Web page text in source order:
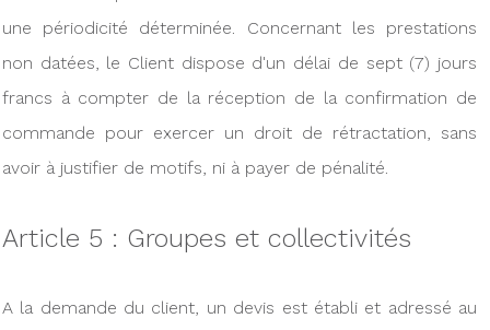
une périodicité déterminée. Concernant les prestations
non datées, le Client dispose d'un délai de sept (7) jours
francs à compter de la réception de la confirmation de
commande pour exercer un droit de rétractation, sans
avoir à justifier de motifs, ni à payer de pénalité.
Article 5 : Groupes et collectivités
A la demande du client, un devis est établi et adressé au